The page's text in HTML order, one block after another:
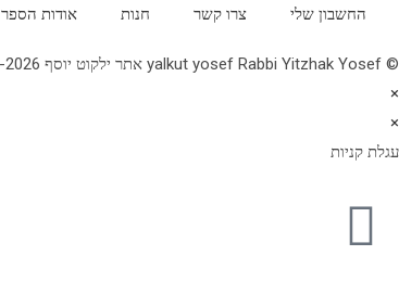
החשבון שלי צרו קשר חנות אודות הספר
© yalkut yosef Rabbi Yitzhak Yosef אתר ילקוט יוסף 2017-2026 הוקם בשנת תשע"ז - באתר הלכה יומית • עלון עין יצחק • גלריה • ספרי מרן הראש"ל • השיעור השבועי 077-2249906
×
×
עגלת קניות